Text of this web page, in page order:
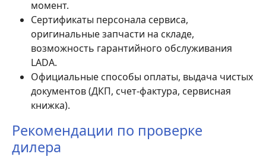
момент.
Сертификаты персонала сервиса,
оригинальные запчасти на складе,
возможность гарантийного обслуживания
LADA.
Официальные способы оплаты, выдача чистых
документов (ДКП, счет-фактура, сервисная
книжка).
Рекомендации по проверке
дилера